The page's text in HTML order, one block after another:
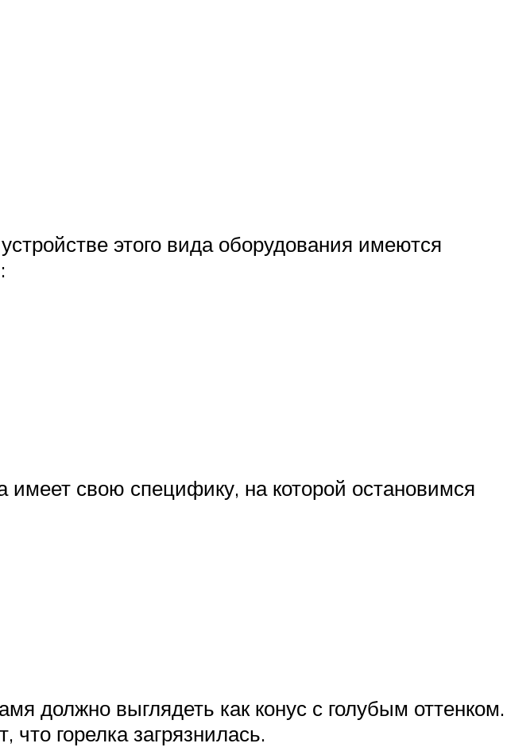
этого вида оборудования имеются
имеет свою специфику, на которой остановимся
должно выглядеть как конус с голубым оттенком.
что горелка загрязнилась.